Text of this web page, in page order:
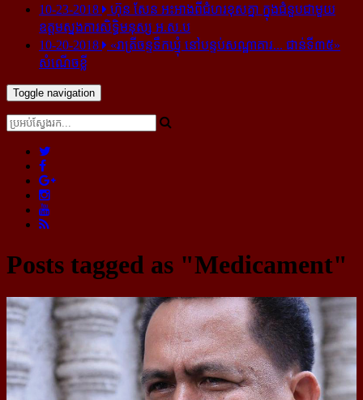
10-23-2018
ហ៊ុន សែន អះអាង​ពី​ជំហរ​ខុស​គ្នា ក្នុង​ជំនួប​ជាមួយ​
ឧត្តម​ស្នងការ​សិទ្ធិ​មនុស្ស អ.ស.ប
10-20-2018
«រាត្រីចន្ទទឹកឃ្មុំ នៅបន្ទប់សណ្ឋាគារ... ជាន់ទី៣៥»
សំណើចខ្លី
Toggle navigation
Posts tagged as "Medicament"